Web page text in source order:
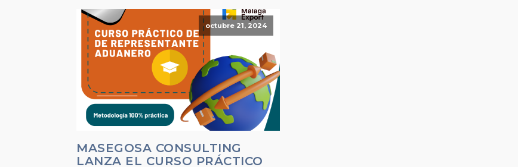
octubre 21, 2024
MASEGOSA CONSULTING
LANZA EL CURSO PRÁCTICO